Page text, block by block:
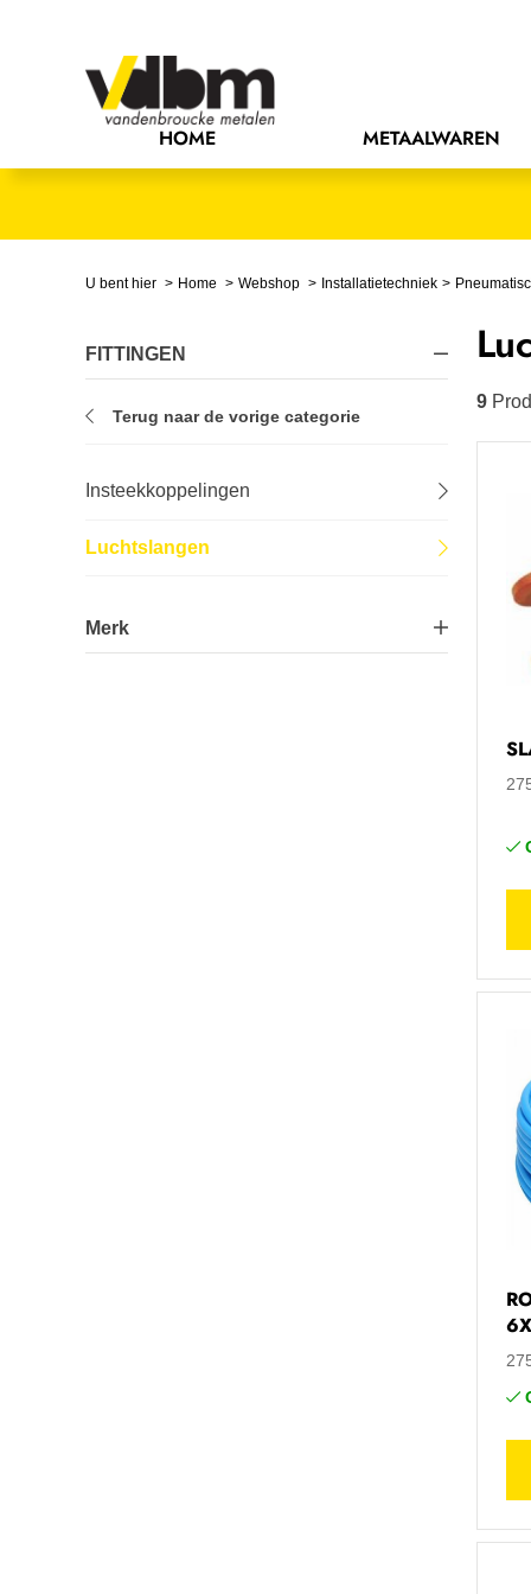
HOME METAALWAREN
Bevestigingsmaterialen
Elektrische componenten
Logistiek
U bent hier Home Webshop Installatietechniek
FITTINGEN
Terug naar de vorige categorie
Insteekkoppelingen
Luchtslangen
Merk
9